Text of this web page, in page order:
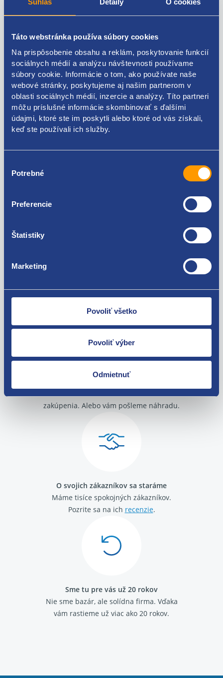
Súhlas Detaily O cookies
Táto webstránka používa súbory cookies
Na prispôsobenie obsahu a reklám, poskytovanie funkcií
sociálnych médií a analýzu návštevnosti používame
súbory cookie. Informácie o tom, ako používate naše
webové stránky, poskytujeme aj našim partnerom v
oblasti sociálnych médií, inzercie a analýzy. Títo partneri
môžu príslušné informácie skombinovať s ďalšími
údajmi, ktoré ste im poskytli alebo ktoré od vás získali,
keď ste používali ich služby.
súhlasu
Potrebné
Preferencie
Štatistiky
Marketing
Povoliť všetko
Povoliť výber
Odmietnuť
POLOS
strana: ľavá
komplet: s kĺbmi
ŠKODA original: 6Q0407271AT 6Q0407271AK
6Q0407271AL 6Q0407451X 6QE407271G 6Q0407451EX
6Q0407451EV
Kódy produktov
6Q0407271AT 6Q0407271AK 6Q0407271AL
Škoda Fabia I 1999-2007 1.4
Škoda Fabia I 1999-2007 1.9 SDI
Škoda Fabia II 2006-2014 1.2
Škoda Fabia II 2006-2014 1.2 12V
Škoda Fabia II 2006-2014 1.4 LPG
Škoda Fabia II 2006-2014 1.6
Škoda Roomster 1.4
Seat Ibiza III 2002 - 2009 1.2 12V
zakúpenia. Alebo vám pošleme náhradu.
O svojich zákazníkov sa staráme
Máme tisíce spokojných zákazníkov.
Pozrite sa na ich recenzie.
Sme tu pre vás už 20 rokov
Nie sme bazár, ale solídna firma. Vďaka
vám rastieme už viac ako 20 rokov.